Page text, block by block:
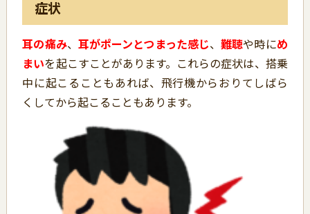
症状
耳の痛み、 耳がポーンとつまった感じ、難聴や時にめ
まいを起こすことがあります。これらの症状は、搭乗
中に起こることもあれば、飛行機からおりてしばら
くしてから起こることもあります。